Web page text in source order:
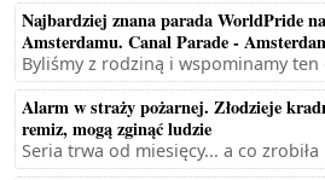
Najbardziej znana parada WorldPride
Amsterdamu. Canal Parade -
Byliśmy z rodziną i wspominamy
Alarm w straży pożarnej. Złodzieje
remiz, mogą zginąć ludzie
Seria trwa od miesięcy... a co